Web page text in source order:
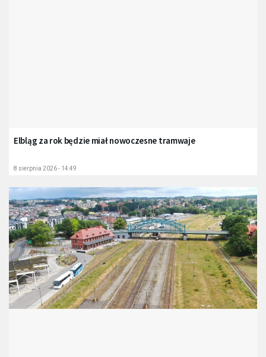
Elbląg za rok będzie miał nowoczesne tramwaje
8 sierpnia 2026 - 14:49